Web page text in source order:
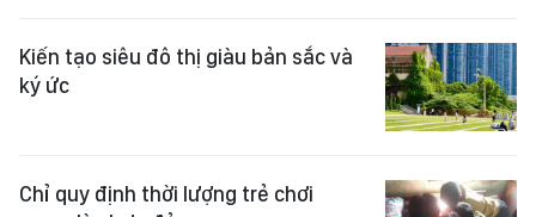
Kiến tạo siêu đô thị giàu bản sắc và
ký ức
Chỉ quy định thời lượng trẻ chơi